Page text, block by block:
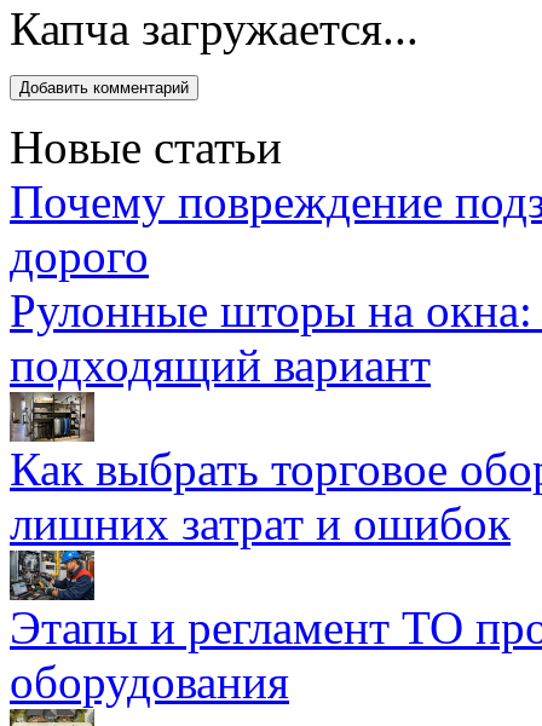
Капча загружается...
Новые статьи
Почему повреждение
дорого
Рулонные шторы на
подходящий вариант
Как выбрать торговое
лишних затрат и ошибок
Этапы и регламент ТО
оборудования